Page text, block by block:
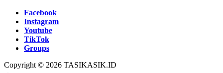
Facebook
Instagram
Youtube
TikTok
Groups
Copyright © 2026 TASIKASIK.ID